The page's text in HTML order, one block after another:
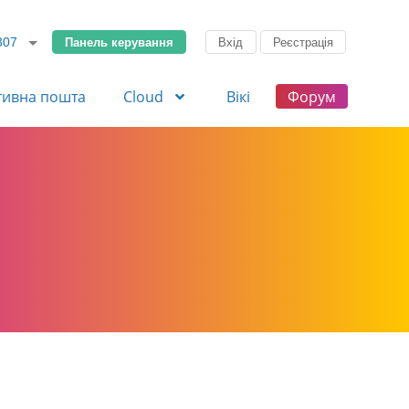
Панель керування Вхід Реєстрація
пошта Cloud Вікі Форум